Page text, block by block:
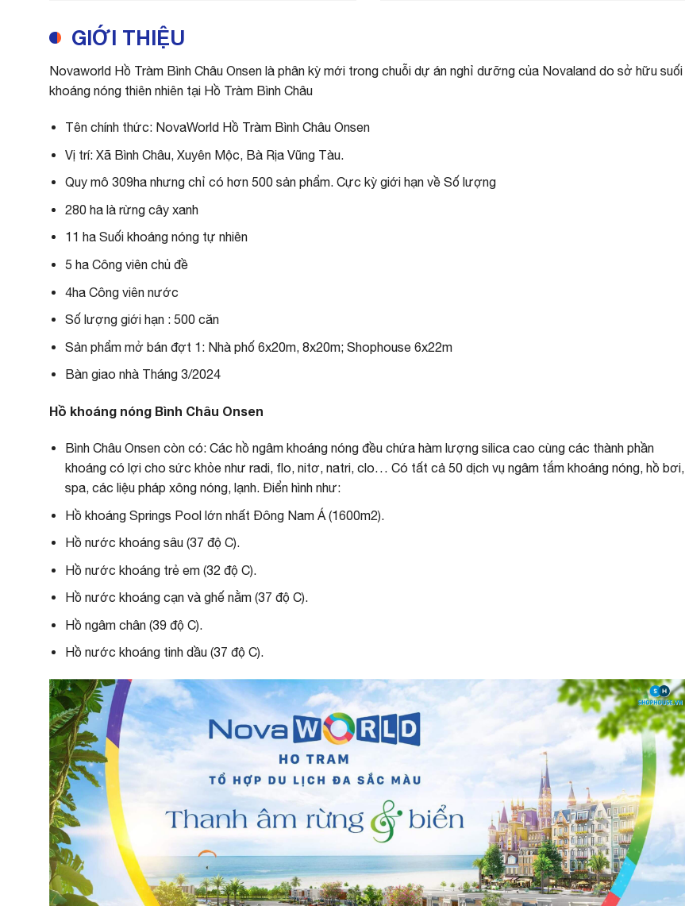
GIỚI THIỆU
Novaworld Hồ Tràm Bình Châu Onsen là phân kỳ mới trong chuỗi dự án nghỉ dưỡng của Novaland do sở hữu suối
khoáng nóng thiên nhiên tại Hồ Tràm Bình Châu
Tên chính thức: NovaWorld Hồ Tràm Bình Châu Onsen
Vị trí: Xã Bình Châu, Xuyên Mộc, Bà Rịa Vũng Tàu.
Quy mô 309ha nhưng chỉ có hơn 500 sản phẩm. Cực kỳ giới hạn về Số lượng
280 ha là rừng cây xanh
11 ha Suối khoáng nóng tự nhiên
5 ha Công viên chủ đề
4ha Công viên nước
Số lượng giới hạn : 500 căn
Sản phẩm mở bán đợt 1: Nhà phố 6x20m, 8x20m; Shophouse 6x22m
Bàn giao nhà Tháng 3/2024
Hồ khoáng nóng Bình Châu Onsen
Bình Châu Onsen còn có: Các hồ ngâm khoáng nóng đều chứa hàm lượng silica cao cùng các thành phần
khoáng có lợi cho sức khỏe như radi, flo, nitơ, natri, clo… Có tất cả 50 dịch vụ ngâm tắm khoáng nóng, hồ bơi,
spa, các liệu pháp xông nóng, lạnh. Điển hình như:
Hồ khoáng Springs Pool lớn nhất Đông Nam Á (1600m2).
Hồ nước khoáng sâu (37 độ C).
Hồ nước khoáng trẻ em (32 độ C).
Hồ nước khoáng cạn và ghế nằm (37 độ C).
Hồ ngâm chân (39 độ C).
Hồ nước khoáng tinh dầu (37 độ C).